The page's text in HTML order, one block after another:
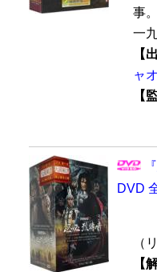
事
一
【
ャ
【
DVD
（
【